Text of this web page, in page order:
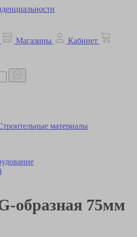
Магазины
Кабинет
материалы
образная 75мм